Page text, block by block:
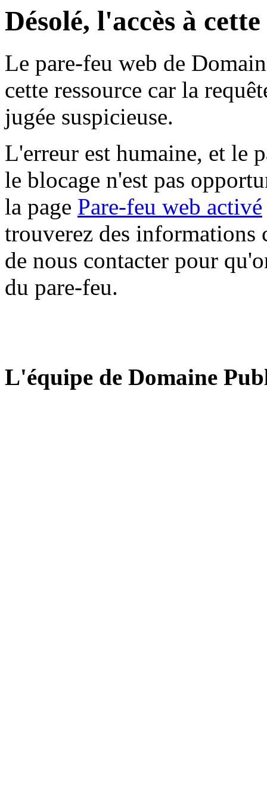
Désolé, l'accès à
Le pare-feu web de
cette ressource car la
jugée suspicieuse.
L'erreur est humaine, et le
le blocage n'est pas
la page Pare-feu web activé
trouverez des informations
de nous contacter pour
du pare-feu.
L'équipe de Domaine